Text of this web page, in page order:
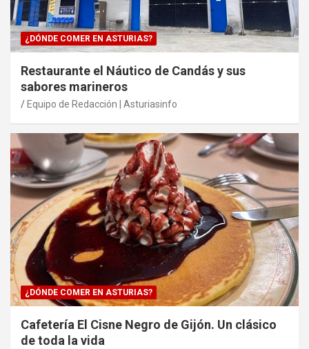
¿DÓNDE COMER EN ASTURIAS?
Restaurante el Náutico de Candás y sus
sabores marineros
Equipo de Redacción | Asturiasinfo
¿DÓNDE COMER EN ASTURIAS?
Cafetería El Cisne Negro de Gijón. Un clásico
de toda la vida